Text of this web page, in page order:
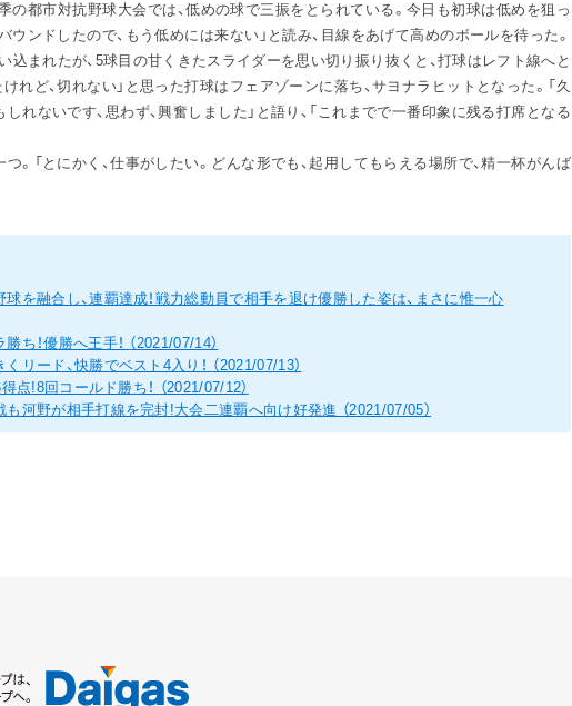
の都市対抗野球大会では、低めの球で三振をとられている。今日も初球は低めを狙っ
ウンドしたので、もう低めには来ない」と読み、目線をあげて高めのボールを待った。
込まれたが、5球目の甘くきたスライダーを思い切り振り抜くと、打球はレフト線へと
れど、切れない」と思った打球はフェアゾーンに落ち、サヨナラヒットとなった。「久
れないです、思わず、興奮しました」と語り、「これまでで一番印象に残る打席となる
。「とにかく、仕事がしたい。どんな形でも、起用してもらえる場所で、精一杯がんば
を融合し、連覇達成！戦力総動員で相手を退け優勝した姿は、まさに惟一心
ち！優勝へ王手！ （2021/07/14）
リード、快勝でベスト4入り！ （2021/07/13）
点!8回コールド勝ち！ （2021/07/12）
も河野が相手打線を完封!大会二連覇へ向け好発進 （2021/07/05）